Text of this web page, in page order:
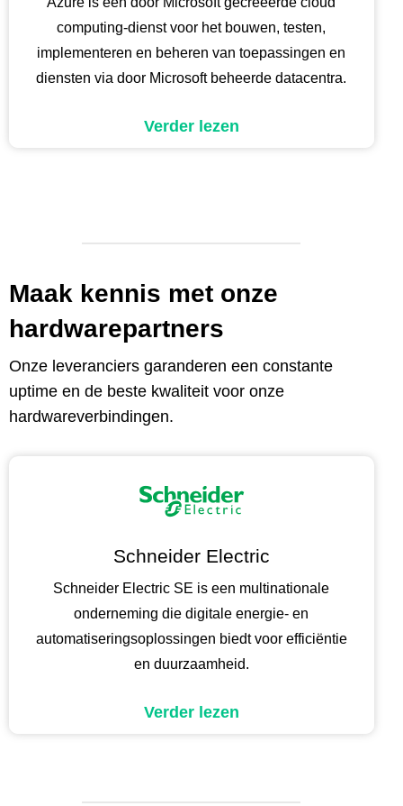
computing-dienst voor het bouwen, testen,
implementeren en beheren van toepassingen en
diensten via door Microsoft beheerde datacentra.
Verder lezen
Maak kennis met onze
hardwarepartners
Onze leveranciers garanderen een constante
uptime en de beste kwaliteit voor onze
hardwareverbindingen.
Schneider Electric
Schneider Electric SE is een multinationale
onderneming die digitale energie- en
automatiseringsoplossingen biedt voor efficiëntie
en duurzaamheid.
Verder lezen